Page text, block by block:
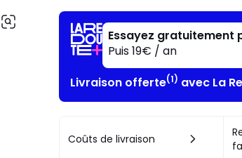
Essayez gratuitement
Puis 19€ / an
Livraison offerte(1) avec La
Coûts de livraison